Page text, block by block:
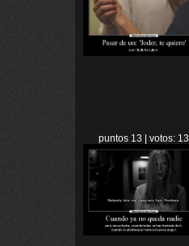
puntos 13 | votos: 13